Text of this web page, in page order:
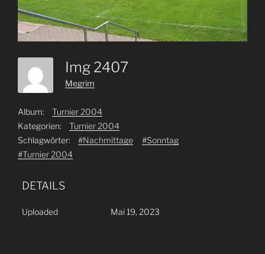
Img 2407
Megrim
Album:
Turnier 2004
Kategorien:
Turnier 2004
Schlagwörter:
#Nachmittage
#Sonntag
#Turnier 2004
DETAILS
Uploaded Mai 19, 2023